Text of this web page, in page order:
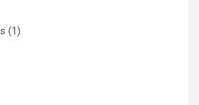
(1)